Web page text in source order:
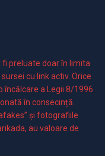
preluate doar în limita
cu link activ. Orice
încălcare a Legii 8/1996
în consecință.
și fotografiile
au valoare de